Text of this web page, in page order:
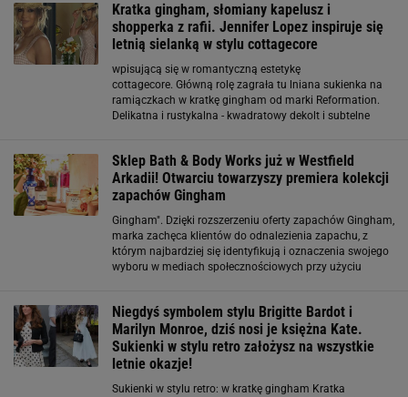
Kratka gingham, słomiany kapelusz i
shopperka z rafii. Jennifer Lopez inspiruje się
letnią sielanką w stylu cottagecore
wpisującą się w romantyczną estetykę
cottagecore. Główną rolę zagrała tu lniana sukienka na
ramiączkach w kratkę gingham od marki Reformation.
Delikatna i rustykalna - kwadratowy dekolt i subtelne
Sklep Bath & Body Works już w Westfield
Arkadii! Otwarciu towarzyszy premiera kolekcji
zapachów Gingham
Gingham". Dzięki rozszerzeniu oferty zapachów Gingham,
marka zachęca klientów do odnalezienia zapachu, z
którym najbardziej się identyfikują i oznaczenia swojego
wyboru w mediach społecznościowych przy użyciu
Gingham
Niegdyś symbolem stylu Brigitte Bardot i
Marilyn Monroe, dziś nosi je księżna Kate.
Sukienki w stylu retro założysz na wszystkie
letnie okazje!
Sukienki w stylu retro: w kratkę gingham Kratka